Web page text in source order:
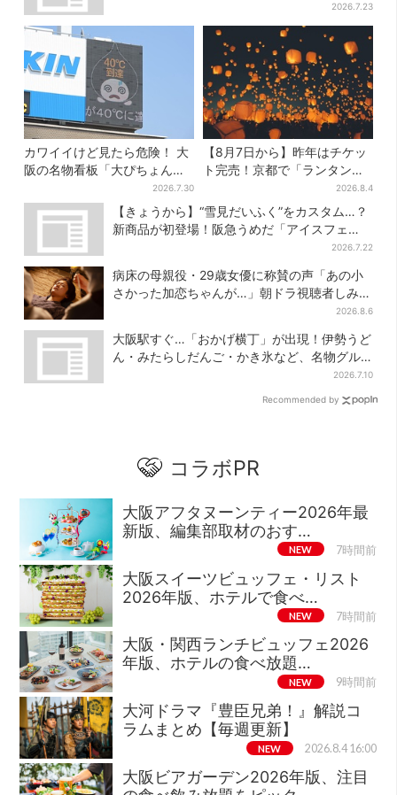
2026.7.23
カワイイけど見たら危険！ 大
阪の名物看板「大ぴちょんく
ん」に異変、青→真っ黒に…
2026.7.30
【8月7日から】昨年はチケッ
ト完売！京都で「ランタンフ
ェス」、最大3500の光が夜空
に…会場には縁日も
2026.8.4
【きょうから】“雪見だいふく”をカスタム…？
新商品が初登場！阪急うめだ「アイスフェ
2026.7.22
病床の母親役・29歳女優に称賛の声「あの小
さかった加恋ちゃんが…」朝ドラ視聴者しみじ
2026.8.6
大阪駅すぐ…「おかげ横丁」が出現！伊勢うど
ん・みたらしだんご・かき氷など、名物グル
2026.7.10
Recommended by
コラボPR
大阪アフタヌーンティー2026年最
新版、編集部取材のおす…
NEW 7時間前
大阪スイーツビュッフェ・リスト
2026年版、ホテルで食べ…
NEW 7時間前
大阪・関西ランチビュッフェ2026
年版、ホテルの食べ放題…
NEW 9時間前
大河ドラマ『豊臣兄弟！』解説コ
ラムまとめ【毎週更新】
NEW 2026.8.4 16:00
大阪ビアガーデン2026年版、注目